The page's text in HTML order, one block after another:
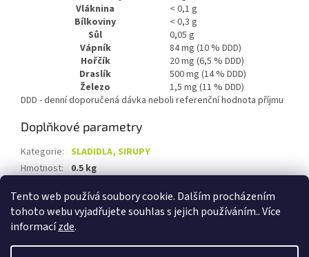
Tento web používá soubory cookie. Dalším procházením
tohoto webu vyjadřujete souhlas s jejich používáním.. Více
informacízde.
Vláknina
< 0,1 g
Bílkoviny
< 0,3 g
Sůl
0,05 g
Vápník
84 mg (10 % DDD)
Hořčík
20 mg (6,5 % DDD)
Draslík
500 mg (14 % DDD)
Železo
1,5 mg (11 % DDD)
DDD - denní doporučená dávka neboli referenční hodnota příjmu
Doplňkové parametry
Kategorie: SLADIDLA, SIRUPY
Hmotnost: 0.5 kg